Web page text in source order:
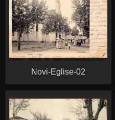
Novi-Eglise-02